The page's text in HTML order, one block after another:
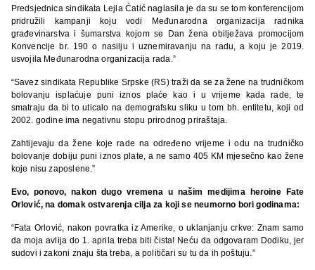
Predsjednica sindikata Lejla Ćatić naglasila je da su se tom konferencijom
pridružili kampanji koju vodi Međunarodna organizacija radnika
građevinarstva i šumarstva kojom se Dan žena obilježava promocijom
Konvencije br. 190 o nasilju i uznemiravanju na radu, a koju je 2019.
usvojila Međunarodna organizacija rada.”
“Savez sindikata Republike Srpske (RS) traži da se za žene na trudničkom
bolovanju isplaćuje puni iznos plaće kao i u vrijeme kada rade, te
smatraju da bi to uticalo na demografsku sliku u tom bh. entitetu, koji od
2002. godine ima negativnu stopu prirodnog priraštaja.
Zahtijevaju da žene koje rade na određeno vrijeme i odu na trudničko
bolovanje dobiju puni iznos plate, a ne samo 405 KM mjesečno kao žene
koje nisu zaposlene.”
Evo, ponovo, nakon dugo vremena u našim medijima heroine Fate
Orlović, na domak ostvarenja cilja za koji se neumorno bori godinama:
“Fata Orlović, nakon povratka iz Amerike, o uklanjanju crkve: Znam samo
da moja avlija do 1. aprila treba biti čista! Neću da odgovaram Dodiku, jer
sudovi i zakoni znaju šta treba, a političari su tu da ih poštuju.”